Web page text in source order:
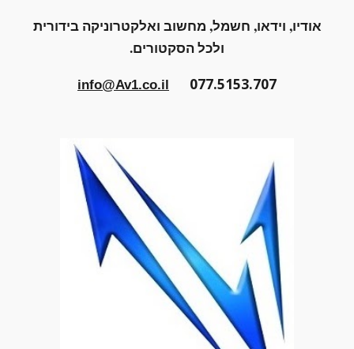
אודיו, וידאו, חשמל, מחשוב ואלקטרוניקה בידורית
ולכל הסקטורים.
info@Av1.co.il 077.5153.707